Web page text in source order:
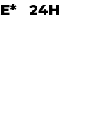
24H